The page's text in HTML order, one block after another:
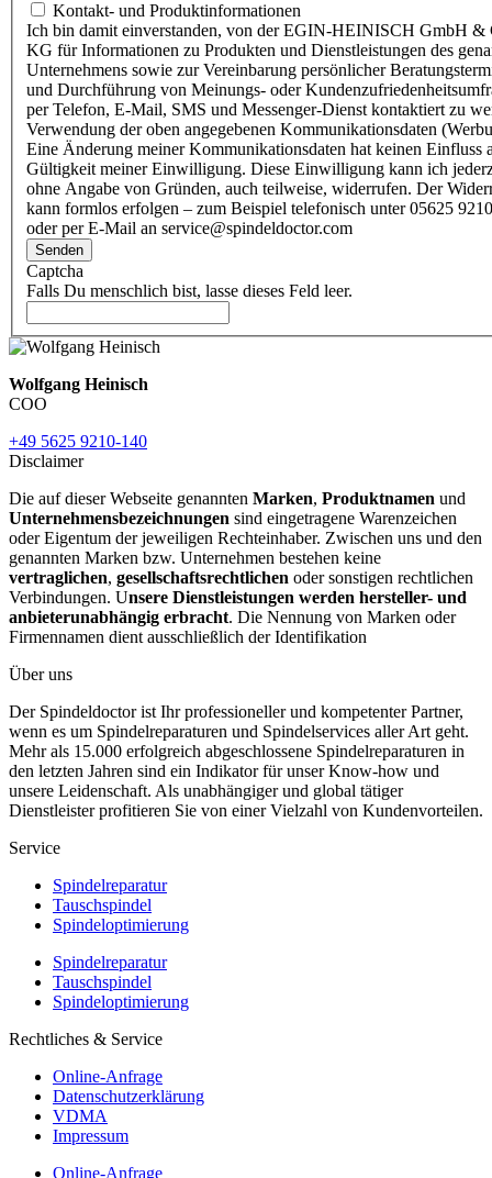
Kontakt- und Produktinformationen
Ich bin damit einverstanden, von der EGIN-HEINISCH GmbH &
KG für Informationen zu Produkten und Dienstleistungen des
Unternehmens sowie zur Vereinbarung persönlicher
und Durchführung von Meinungs- oder
per Telefon, E-Mail, SMS und Messenger-Dienst kontaktiert zu
Verwendung der oben angegebenen Kommunikationsdaten
Eine Änderung meiner Kommunikationsdaten hat keinen Einfluss
Gültigkeit meiner Einwilligung. Diese Einwilligung kann ich
ohne Angabe von Gründen, auch teilweise, widerrufen. Der
kann formlos erfolgen – zum Beispiel telefonisch unter 05625
oder per E-Mail an service@spindeldoctor.com
Senden
Captcha
Falls Du menschlich bist, lasse dieses Feld leer.
Wolfgang Heinisch
COO
+49 5625 9210-140
Disclaimer
Die auf dieser Webseite genannten Marken, Produktnamen und
Unternehmensbezeichnungen sind eingetragene Warenzeichen
oder Eigentum der jeweiligen Rechteinhaber. Zwischen uns und den
genannten Marken bzw. Unternehmen bestehen keine
vertraglichen, gesellschaftsrechtlichen oder sonstigen rechtlichen
Verbindungen. Unsere Dienstleistungen werden hersteller- und
anbieterunabhängig erbracht. Die Nennung von Marken oder
Firmennamen dient ausschließlich der Identifikation
Über uns
Der Spindeldoctor ist Ihr professioneller und kompetenter Partner,
wenn es um Spindelreparaturen und Spindelservices aller Art geht.
Mehr als 15.000 erfolgreich abgeschlossene Spindelreparaturen in
den letzten Jahren sind ein Indikator für unser Know-how und
unsere Leidenschaft. Als unabhängiger und global tätiger
Dienstleister profitieren Sie von einer Vielzahl von Kundenvorteilen.
Service
Spindelreparatur
Tauschspindel
Spindeloptimierung
Spindelreparatur
Tauschspindel
Spindeloptimierung
Rechtliches & Service
Online-Anfrage
Datenschutzerklärung
VDMA
Impressum
Online-Anfrage